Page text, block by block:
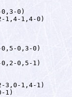
0)
1,4-1,4-0)
0,5-0,3-0)
0,5-1)
3,0-1,4-1)
1)